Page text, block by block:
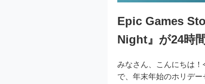
Epic Games
Night』が24時
みなさん、こんにちは
で、年末年始のホリデ